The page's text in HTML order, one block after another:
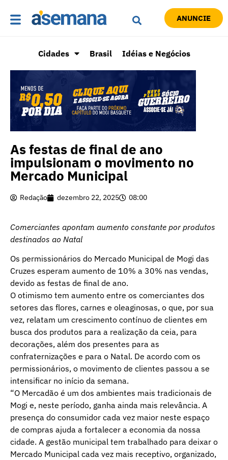
ANUNCIE
Cidades Brasil Idéias e Negócios
As festas de final de ano
impulsionam o movimento no
Mercado Municipal
Redação dezembro 22, 2025 08:00
Comerciantes apontam aumento constante por produtos
destinados ao Natal
Os permissionários do Mercado Municipal de Mogi das
Cruzes esperam aumento de 10% a 30% nas vendas,
devido as festas de final de ano.
O otimismo tem aumento entre os comerciantes dos
setores das flores, carnes e oleaginosas, o que, por sua
vez, relatam um crescimento contínuo de clientes em
busca dos produtos para a realização da ceia, para
decorações, além dos presentes para as
confraternizações e para o Natal. De acordo com os
permissionários, o movimento de clientes passou a se
intensificar no início da semana.
“O Mercadão é um dos ambientes mais tradicionais de
Mogi e, neste período, ganha ainda mais relevância. A
presença do consumidor cada vez maior neste espaço
de compras ajuda a fortalecer a economia da nossa
cidade. A gestão municipal tem trabalhado para deixar o
Mercado Municipal cada vez mais receptivo, organizado,